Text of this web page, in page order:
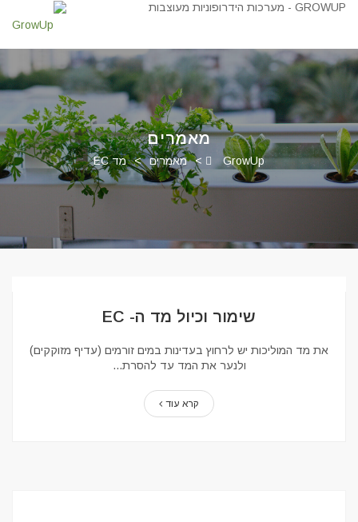
מאמרים
GrowUp
> מאמרים > מד EC
שימור וכיול מד ה- EC
את מד המוליכות יש לרחוץ בעדינות במים זורמים (עדיף מזוקקים)
ולנער את המד עד להסרת...
קרא עוד